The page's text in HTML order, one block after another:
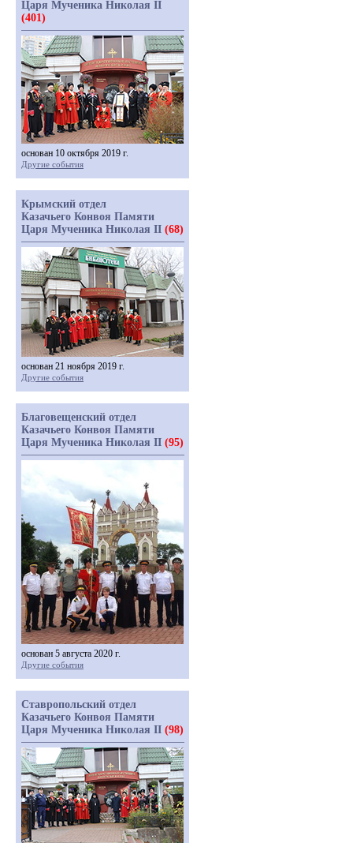
Царя Мученика Николая II
(401)
основан 10 октября 2019 г.
Другие события
Крымский отдел
Казачьего Конвоя Памяти
Царя Мученика Николая II (68)
основан 21 ноября 2019 г.
Другие события
Благовещенский отдел
Казачьего Конвоя Памяти
Царя Мученика Николая II (95)
основан 5 августа 2020 г.
Другие события
Ставропольский отдел
Казачьего Конвоя Памяти
Царя Мученика Николая II (98)